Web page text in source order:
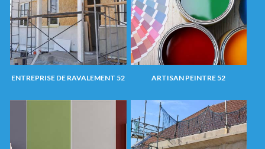
ENTREPRISE DE RAVALEMENT 52 ARTISAN PEINTRE 52